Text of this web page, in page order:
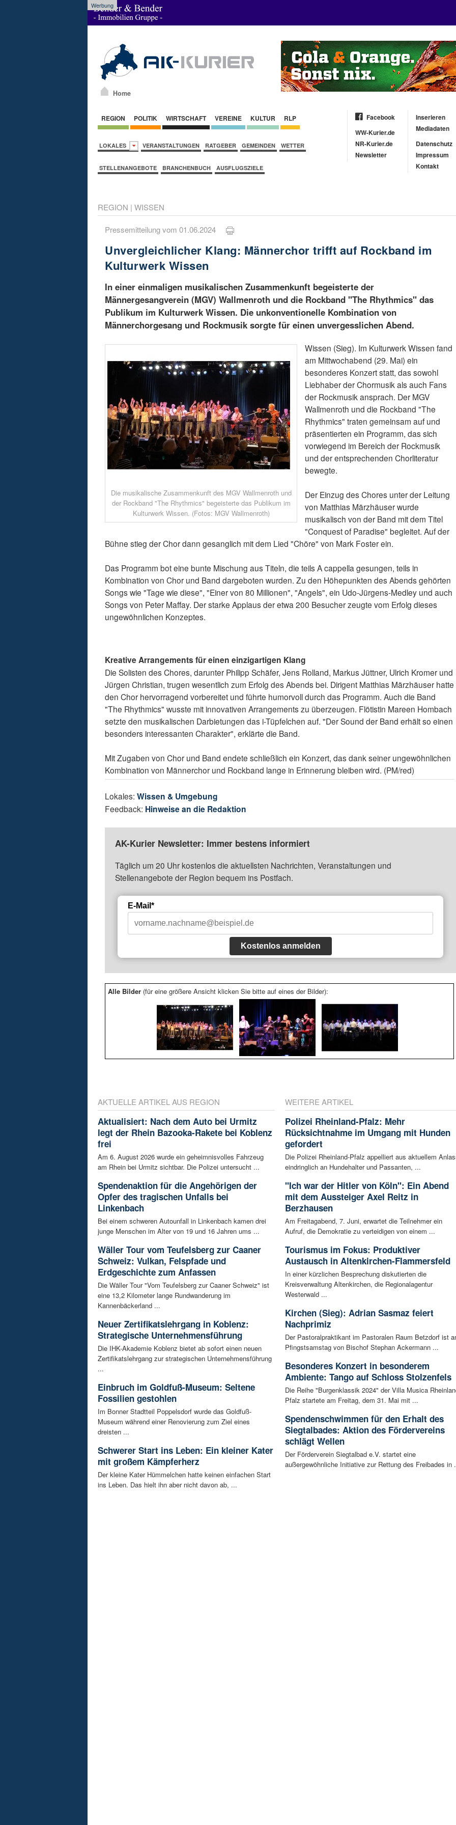
Werbung
Home
REGION POLITIK WIRTSCHAFT VEREINE KULTUR RLP
LOKALES VERANSTALTUNGEN RATGEBER GEMEINDEN WETTER
STELLENANGEBOTE BRANCHENBUCH AUSFLUGSZIELE
Facebook
WW-Kurier.de
NR-Kurier.de
Newsletter
Inserieren
Mediadaten
Datenschutz
Impressum
Kontakt
REGION | WISSEN
Pressemitteilung vom 01.06.2024
Unvergleichlicher Klang: Männerchor trifft auf Rockband im
Kulturwerk Wissen
In einer einmaligen musikalischen Zusammenkunft begeisterte der
Männergesangverein (MGV) Wallmenroth und die Rockband "The Rhythmics" das
Publikum im Kulturwerk Wissen. Die unkonventionelle Kombination von
Männerchorgesang und Rockmusik sorgte für einen unvergesslichen Abend.
Die musikalische Zusammenkunft des MGV Wallmenroth und
der Rockband "The Rhythmics" begeisterte das Publikum im
Kulturwerk Wissen. (Fotos: MGV Wallmenroth)
Wissen (Sieg). Im Kulturwerk Wissen fand
am Mittwochabend (29. Mai) ein
besonderes Konzert statt, das sowohl
Liebhaber der Chormusik als auch Fans
der Rockmusik ansprach. Der MGV
Wallmenroth und die Rockband "The
Rhythmics" traten gemeinsam auf und
präsentierten ein Programm, das sich
vorwiegend im Bereich der Rockmusik
und der entsprechenden Chorliteratur
bewegte.
Der Einzug des Chores unter der Leitung
von Matthias Märzhäuser wurde
musikalisch von der Band mit dem Titel
"Conquest of Paradise" begleitet. Auf der
Bühne stieg der Chor dann gesanglich mit dem Lied "Chöre" von Mark Foster ein.
Das Programm bot eine bunte Mischung aus Titeln, die teils A cappella gesungen, teils in
Kombination von Chor und Band dargeboten wurden. Zu den Höhepunkten des Abends gehörten
Songs wie "Tage wie diese", "Einer von 80 Millionen", "Angels", ein Udo-Jürgens-Medley und auch
Songs von Peter Maffay. Der starke Applaus der etwa 200 Besucher zeugte vom Erfolg dieses
ungewöhnlichen Konzeptes.
Kreative Arrangements für einen einzigartigen Klang
Die Solisten des Chores, darunter Philipp Schäfer, Jens Rolland, Markus Jüttner, Ulrich Kromer und
Jürgen Christian, trugen wesentlich zum Erfolg des Abends bei. Dirigent Matthias Märzhäuser hatte
den Chor hervorragend vorbereitet und führte humorvoll durch das Programm. Auch die Band
"The Rhythmics" wusste mit innovativen Arrangements zu überzeugen. Flötistin Mareen Hombach
setzte den musikalischen Darbietungen das i-Tüpfelchen auf. "Der Sound der Band erhält so einen
besonders interessanten Charakter", erklärte die Band.
Mit Zugaben von Chor und Band endete schließlich ein Konzert, das dank seiner ungewöhnlichen
Kombination von Männerchor und Rockband lange in Erinnerung bleiben wird. (PM/red)
Lokales:Wissen & Umgebung
Feedback: Hinweise an die Redaktion
AK-Kurier Newsletter: Immer bestens informiert
Täglich um 20 Uhr kostenlos die aktuellsten Nachrichten, Veranstaltungen und
Stellenangebote der Region bequem ins Postfach.
E-Mail*
Kostenlos anmelden
Alle Bilder (für eine größere Ansicht klicken Sie bitte auf eines der Bilder):
AKTUELLE ARTIKEL AUS REGION
Aktualisiert: Nach dem Auto bei Urmitz
legt der Rhein Bazooka-Rakete bei Koblenz
frei
Am 6. August 2026 wurde ein geheimnisvolles Fahrzeug
am Rhein bei Urmitz sichtbar. Die Polizei untersucht ...
Spendenaktion für die Angehörigen der
Opfer des tragischen Unfalls bei
Linkenbach
Bei einem schweren Autounfall in Linkenbach kamen drei
junge Menschen im Alter von 19 und 16 Jahren ums ...
Wäller Tour vom Teufelsberg zur Caaner
Schweiz: Vulkan, Felspfade und
Erdgeschichte zum Anfassen
Die Wäller Tour "Vom Teufelsberg zur Caaner Schweiz" ist
eine 13,2 Kilometer lange Rundwanderung im
Kannenbäckerland ...
Neuer Zertifikatslehrgang in Koblenz:
Strategische Unternehmensführung
Die IHK-Akademie Koblenz bietet ab sofort einen neuen
Zertifikatslehrgang zur strategischen Unternehmensführung
...
Einbruch im Goldfuß-Museum: Seltene
Fossilien gestohlen
Im Bonner Stadtteil Poppelsdorf wurde das Goldfuß-
Museum während einer Renovierung zum Ziel eines
dreisten ...
Schwerer Start ins Leben: Ein kleiner Kater
mit großem Kämpferherz
Der kleine Kater Hümmelchen hatte keinen einfachen Start
ins Leben. Das hielt ihn aber nicht davon ab, ...
WEITERE ARTIKEL
Polizei Rheinland-Pfalz: Mehr
Rücksichtnahme im Umgang mit Hunden
gefordert
Die Polizei Rheinland-Pfalz appelliert aus aktuellem
eindringlich an Hundehalter und Passanten, ...
"Ich war der Hitler von Köln": Ein Abend
mit dem Aussteiger Axel Reitz in
Berzhausen
Am Freitagabend, 7. Juni, erwartet die Teilnehmer ein
Aufruf, die Demokratie zu verteidigen von einem ...
Tourismus im Fokus: Produktiver
Austausch in Altenkirchen-Flammersfeld
In einer kürzlichen Besprechung diskutierten die
Kreisverwaltung Altenkirchen, die Regionalagentur
Westerwald ...
Kirchen (Sieg): Adrian Sasmaz feiert
Nachprimiz
Der Pastoralpraktikant im Pastoralen Raum Betzdorf ist
Pfingstsamstag von Bischof Stephan Ackermann ...
Besonderes Konzert in besonderem
Ambiente: Tango auf Schloss Stolzenfels
Die Reihe "Burgenklassik 2024" der Villa Musica
Pfalz startete am Freitag, dem 31. Mai mit ...
Spendenschwimmen für den Erhalt des
Siegtalbades: Aktion des Fördervereins
schlägt Wellen
Der Förderverein Siegtalbad e.V. startet eine
außergewöhnliche Initiative zur Rettung des Freibades in